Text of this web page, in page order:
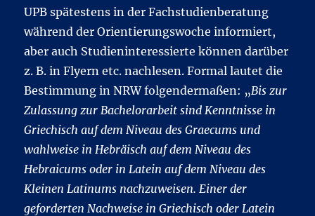
UPB spätestens in der Fachstudienberatung
während der Orientierungswoche informiert,
aber auch Studieninteressierte können darüber
z. B. in Flyern etc. nachlesen. Formal lautet die
Bestimmung in NRW folgendermaßen: „Bis zur
Zulassung zur Bachelorarbeit sind Kenntnisse in
Griechisch auf dem Niveau des Graecums und
wahlweise in Hebräisch auf dem Niveau des
Hebraicums oder in Latein auf dem Niveau des
Kleinen Latinums nachzuweisen. Einer der
geforderten Nachweise in Griechisch oder Latein